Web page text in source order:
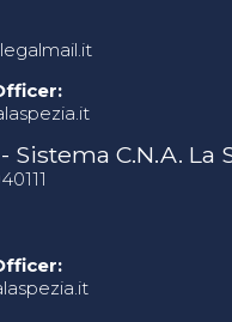
Sistema C.N.A. La